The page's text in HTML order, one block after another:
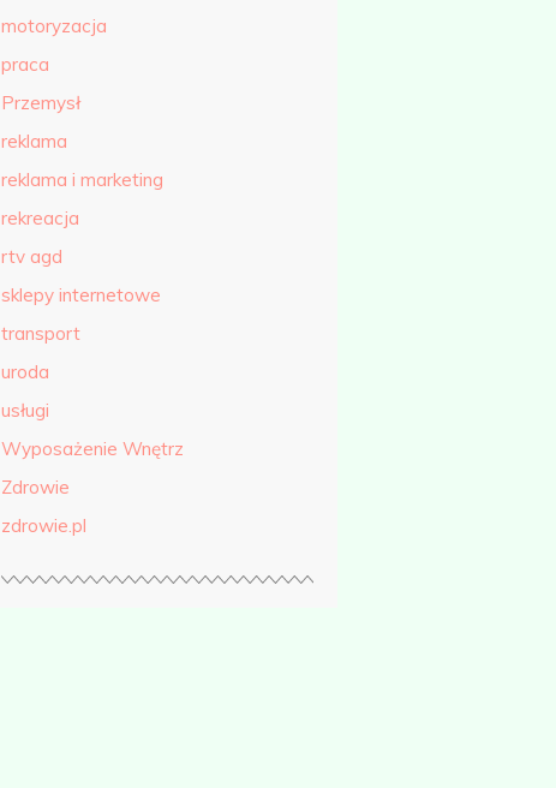
motoryzacja
praca
Przemysł
reklama
reklama i marketing
rekreacja
rtv agd
sklepy internetowe
transport
uroda
usługi
Wyposażenie Wnętrz
Zdrowie
zdrowie.pl